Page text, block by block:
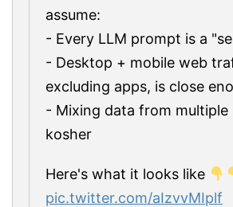
assume:
- Every LLM prompt is a
- Desktop + mobile web
excluding apps, is close
- Mixing data from multiple
kosher
Here's what it looks like
pic.twitter.com/aIzvvMIplf